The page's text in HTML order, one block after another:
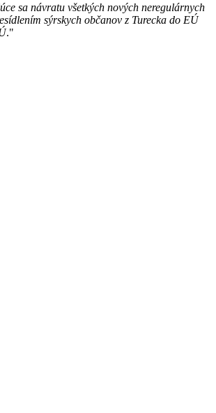
sa návratu všetkých nových neregulárnych
sýrskych občanov z Turecka do EÚ
."